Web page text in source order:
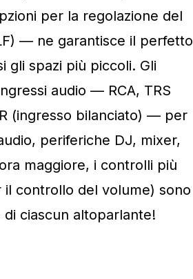
per la regolazione del
— ne garantisce il perfetto
gli spazi più piccoli. Gli
audio — RCA, TRS
(ingresso bilanciato) — per
periferiche DJ, mixer,
maggiore, i controlli più
controllo del volume) sono
ciascun altoparlante!